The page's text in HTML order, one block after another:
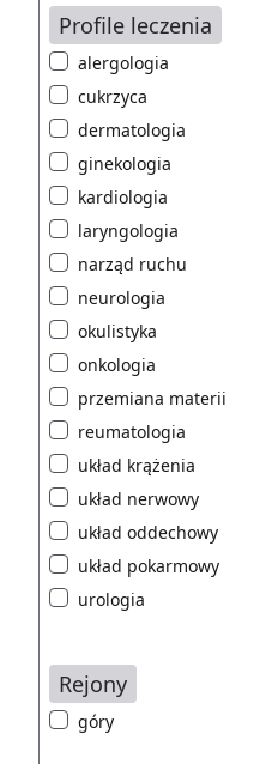
Profile leczenia
alergologia
cukrzyca
dermatologia
ginekologia
kardiologia
laryngologia
narząd ruchu
neurologia
okulistyka
onkologia
przemiana materii
reumatologia
układ krążenia
układ nerwowy
układ oddechowy
układ pokarmowy
urologia
Rejony
góry